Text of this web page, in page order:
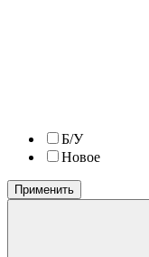
Б/У
Новое
Применить